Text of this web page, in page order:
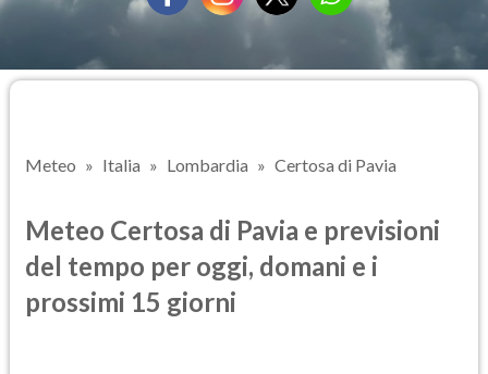
Meteo Italia Lombardia Certosa di Pavia
Meteo Certosa di Pavia e previsioni
del tempo per oggi, domani e i
prossimi 15 giorni